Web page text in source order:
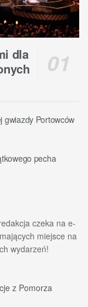
dla
gwiazdy Portowców
pecha
czeka na e-
miejsce na
wydarzeń!
z Pomorza